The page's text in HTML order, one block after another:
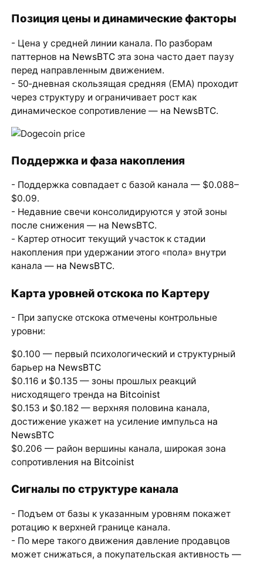
Позиция цены и динамические факторы
- Цена у средней линии канала. По разборам
паттернов на NewsBTCэта зона часто дает паузу
перед направленным движением.
- 50‑дневная скользящая средняя (EMA) проходит
через структуру и ограничивает рост как
динамическое сопротивление — на NewsBTC.
Поддержка и фаза накопления
- Поддержка совпадает с базой канала — $0.088–
$0.09.
- Недавние свечи консолидируются у этой зоны
после снижения — на NewsBTC.
- Картер относит текущий участок к стадии
накопления при удержании этого «пола» внутри
канала — на NewsBTC.
Карта уровней отскока по Картеру
- При запуске отскока отмечены контрольные
уровни:
$0.100 — первый психологический и структурный
барьер на NewsBTC
$0.116 и $0.135 — зоны прошлых реакций
нисходящего тренда на Bitcoinist
$0.153 и $0.182 — верхняя половина канала,
достижение укажет на усиление импульса на
NewsBTC
$0.206 — район вершины канала, широкая зона
сопротивления на Bitcoinist
Сигналы по структуре канала
- Подъем от базы к указанным уровням покажет
ротацию к верхней границе канала.
- По мере такого движения давление продавцов
может снижаться, а покупательская активность —